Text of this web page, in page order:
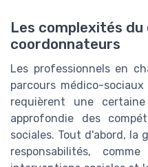
Les complexités du
coordonnateurs
Les professionnels en
parcours médico-
requièrent une
approfondie des
sociales. Tout d'abord, la
responsabilités,